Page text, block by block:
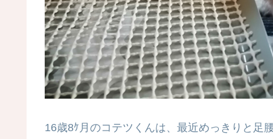
16歳8ｹ月のコテツくんは、最近めっきりと足